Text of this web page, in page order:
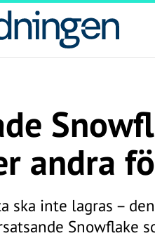
andra
ska inte lagras –
Snowflake